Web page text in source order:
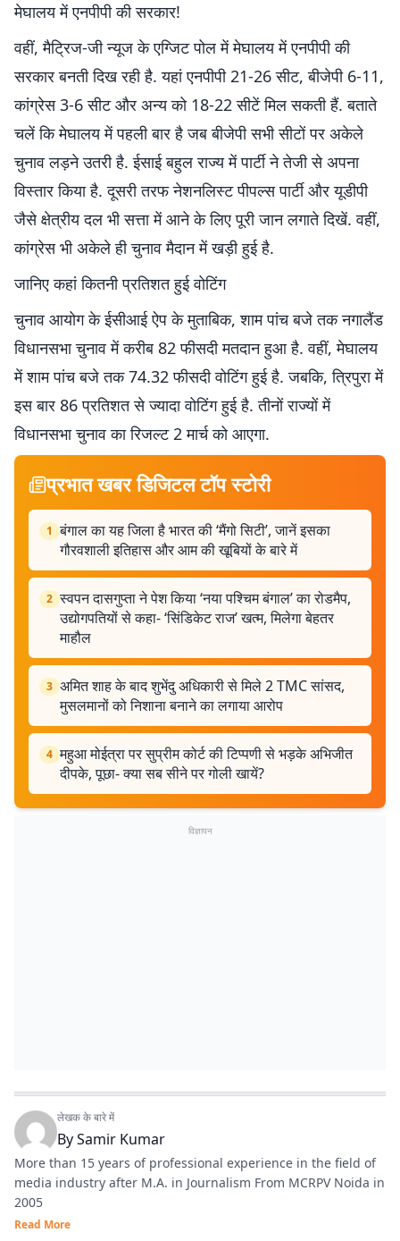
मेघालय में एनपीपी की सरकार!
वहीं, मैट्रिज-जी न्यूज के एग्जिट पोल में मेघालय में एनपीपी की
सरकार बनती दिख रही है. यहां एनपीपी 21-26 सीट, बीजेपी 6-11,
कांग्रेस 3-6 सीट और अन्य को 18-22 सीटें मिल सकती हैं. बताते
चलें कि मेघालय में पहली बार है जब बीजेपी सभी सीटों पर अकेले
चुनाव लड़ने उतरी है. ईसाई बहुल राज्य में पार्टी ने तेजी से अपना
विस्तार किया है. दूसरी तरफ नेशनलिस्ट पीपल्स पार्टी और यूडीपी
जैसे क्षेत्रीय दल भी सत्ता में आने के लिए पूरी जान लगाते दिखें. वहीं,
कांग्रेस भी अकेले ही चुनाव मैदान में खड़ी हुई है.
जानिए कहां कितनी प्रतिशत हुई वोटिंग
चुनाव आयोग के ईसीआई ऐप के मुताबिक, शाम पांच बजे तक नगालैंड
विधानसभा चुनाव में करीब 82 फीसदी मतदान हुआ है. वहीं, मेघालय
में शाम पांच बजे तक 74.32 फीसदी वोटिंग हुई है. जबकि, त्रिपुरा में
इस बार 86 प्रतिशत से ज्यादा वोटिंग हुई है. तीनों राज्यों में
विधानसभा चुनाव का रिजल्ट 2 मार्च को आएगा.
प्रभात खबर डिजिटल टॉप स्टोरी
1 बंगाल का यह जिला है भारत की ‘मैंगो सिटी’, जानें इसका
गौरवशाली इतिहास और आम की खूबियों के बारे में
2 स्वपन दासगुप्ता ने पेश किया ‘नया पश्चिम बंगाल’ का रोडमैप,
उद्योगपतियों से कहा- ‘सिंडिकेट राज’ खत्म, मिलेगा बेहतर
माहौल
3 अमित शाह के बाद शुभेंदु अधिकारी से मिले 2 TMC सांसद,
मुसलमानों को निशाना बनाने का लगाया आरोप
4 महुआ मोईत्रा पर सुप्रीम कोर्ट की टिप्पणी से भड़के अभिजीत
दीपके, पूछा- क्या सब सीने पर गोली खायें?
विज्ञापन
लेखक के बारे में
BySamir Kumar
More than 15 years of professional experience in the field of
media industry after M.A. in Journalism From MCRPV Noida in
2005
Read More